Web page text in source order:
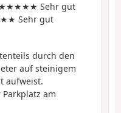
Sehr gut
Sehr gut
durch den
auf steinigem
aufweist.
am